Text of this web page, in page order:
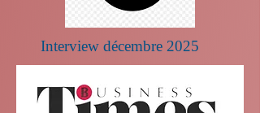
Interview décembre 2025